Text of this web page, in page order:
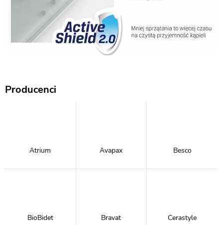
Producenci
Atrium Avapax Besco
BioBidet Bravat Cerastyle